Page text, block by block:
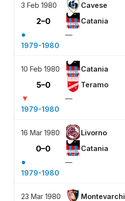
3 Feb 1980 Cavese
2–0 Catania
●
—
1979-1980
10 Feb 1980 Catania
5–0 Teramo
▼
—
1979-1980
16 Mar 1980 Livorno
0–0 Catania
●
—
1979-1980
23 Mar 1980 Montevarchi